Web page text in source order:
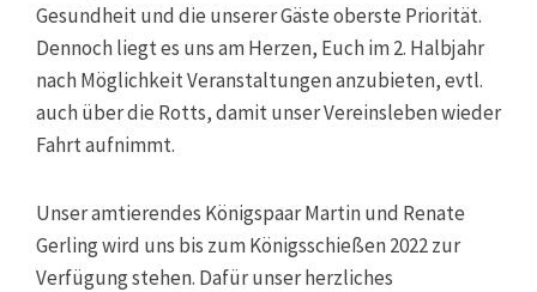
Gesundheit und die unserer Gäste oberste Priorität.
Dennoch liegt es uns am Herzen, Euch im 2. Halbjahr
nach Möglichkeit Veranstaltungen anzubieten, evtl.
auch über die Rotts, damit unser Vereinsleben wieder
Fahrt aufnimmt.
Unser amtierendes Königspaar Martin und Renate
Gerling wird uns bis zum Königsschießen 2022 zur
Verfügung stehen. Dafür unser herzliches